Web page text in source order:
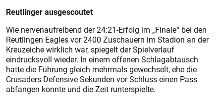
Reutlinger ausgescoutet
Wie nervenaufreibend der 24:21-Erfolg im „Finale“ bei den
Reutlingen Eagles vor 2400 Zuschauern im Stadion an der
Kreuzeiche wirklich war, spiegelt der Spielverlauf
eindrucksvoll wieder. In einem offenen Schlagabtausch
hatte die Führung gleich mehrmals gewechselt, ehe die
Crusaders-Defensive Sekunden vor Schluss einen Pass
abfangen konnte und die Zeit runterspielte.